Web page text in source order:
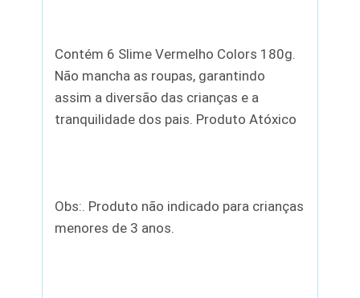
Contém 6 Slime Vermelho Colors 180g.
Não mancha as roupas, garantindo
assim a diversão das crianças e a
tranquilidade dos pais. Produto Atóxico
Obs:. Produto não indicado para crianças
menores de 3 anos.